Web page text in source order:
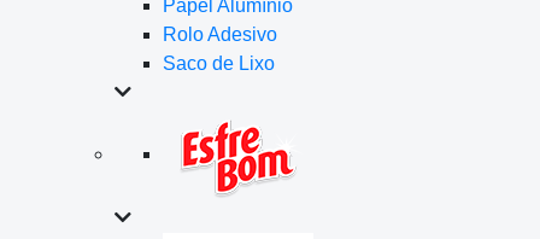
Papel Alumínio
Rolo Adesivo
Saco de Lixo